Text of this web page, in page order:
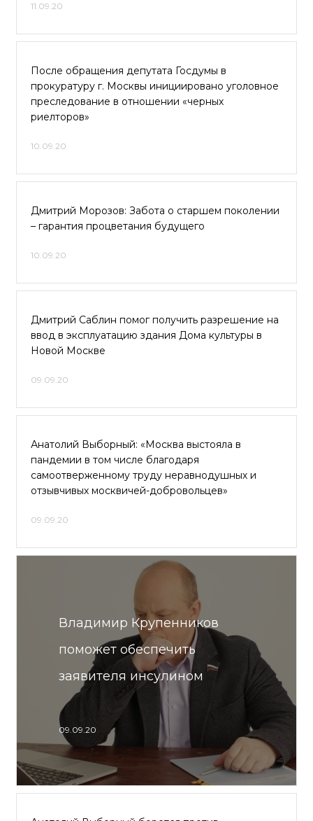
11.09.20
После обращения депутата Госдумы в
прокуратуру г. Москвы инициировано уголовное
преследование в отношении «черных
риелторов»
10.09.20
Дмитрий Морозов: Забота о старшем поколении
– гарантия процветания будущего
10.09.20
Дмитрий Саблин помог получить разрешение на
ввод в эксплуатацию здания Дома культуры в
Новой Москве
09.09.20
Анатолий Выборный: «Москва выстояла в
пандемии в том числе благодаря
самоотверженному труду неравнодушных и
отзывчивых москвичей-добровольцев»
09.09.20
Владимир Крупенников
поможет обеспечить
заявителя инсулином
09.09.20